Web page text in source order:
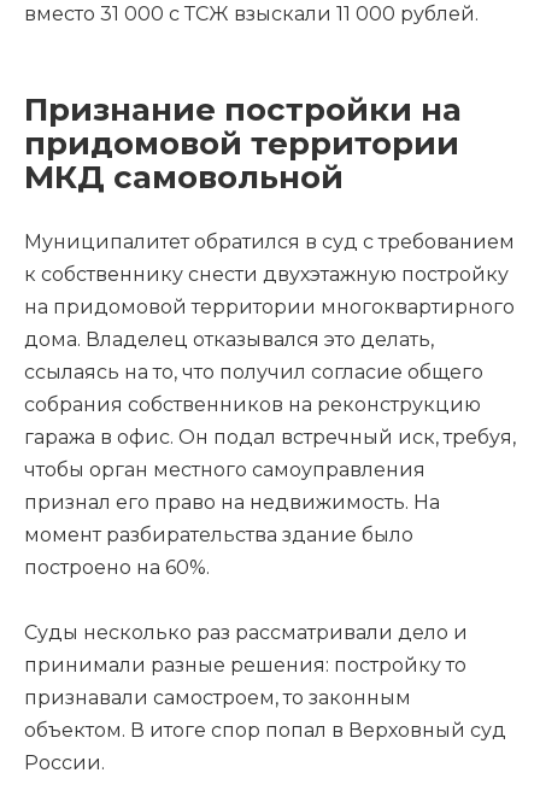
вместо 31 000 с ТСЖ взыскали 11 000 рублей.
Признание постройки на
придомовой территории
МКД самовольной
Муниципалитет обратился в суд с требованием
к собственнику снести двухэтажную постройку
на придомовой территории многоквартирного
дома. Владелец отказывался это делать,
ссылаясь на то, что получил согласие общего
собрания собственников на реконструкцию
гаража в офис. Он подал встречный иск, требуя,
чтобы орган местного самоуправления
признал его право на недвижимость. На
момент разбирательства здание было
построено на 60%.
Суды несколько раз рассматривали дело и
принимали разные решения: постройку то
признавали самостроем, то законным
объектом. В итоге спор попал в Верховный суд
России.